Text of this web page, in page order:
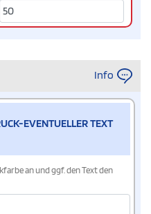
Info
EVENTUELLER TEXT
an und ggf. den Text den